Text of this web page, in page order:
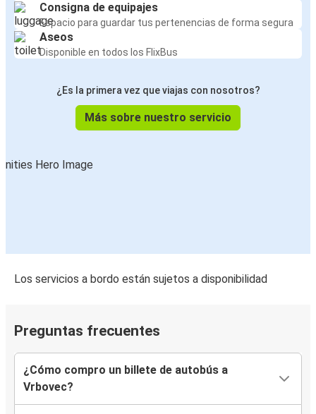
Consigna de equipajes
Espacio para guardar tus pertenencias de forma segura
Aseos
Disponible en todos los FlixBus
¿Es la primera vez que viajas con nosotros?
Más sobre nuestro servicio
Los servicios a bordo están sujetos a disponibilidad
Preguntas frecuentes
¿Cómo compro un billete de autobús a
Vrbovec?